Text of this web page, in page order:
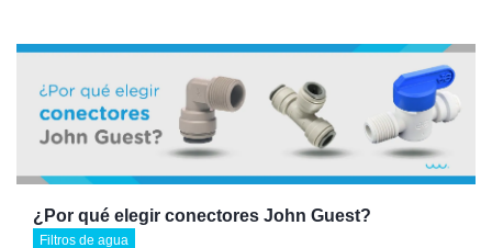
¿Por qué elegir conectores John Guest?
Filtros de agua